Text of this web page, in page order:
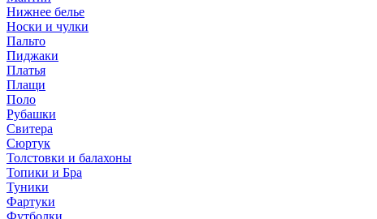
Нижнее белье
Носки и чулки
Пальто
Пиджаки
Платья
Плащи
Поло
Рубашки
Свитера
Сюртук
Толстовки и балахоны
Топики и Бра
Туники
Фартуки
Футболки